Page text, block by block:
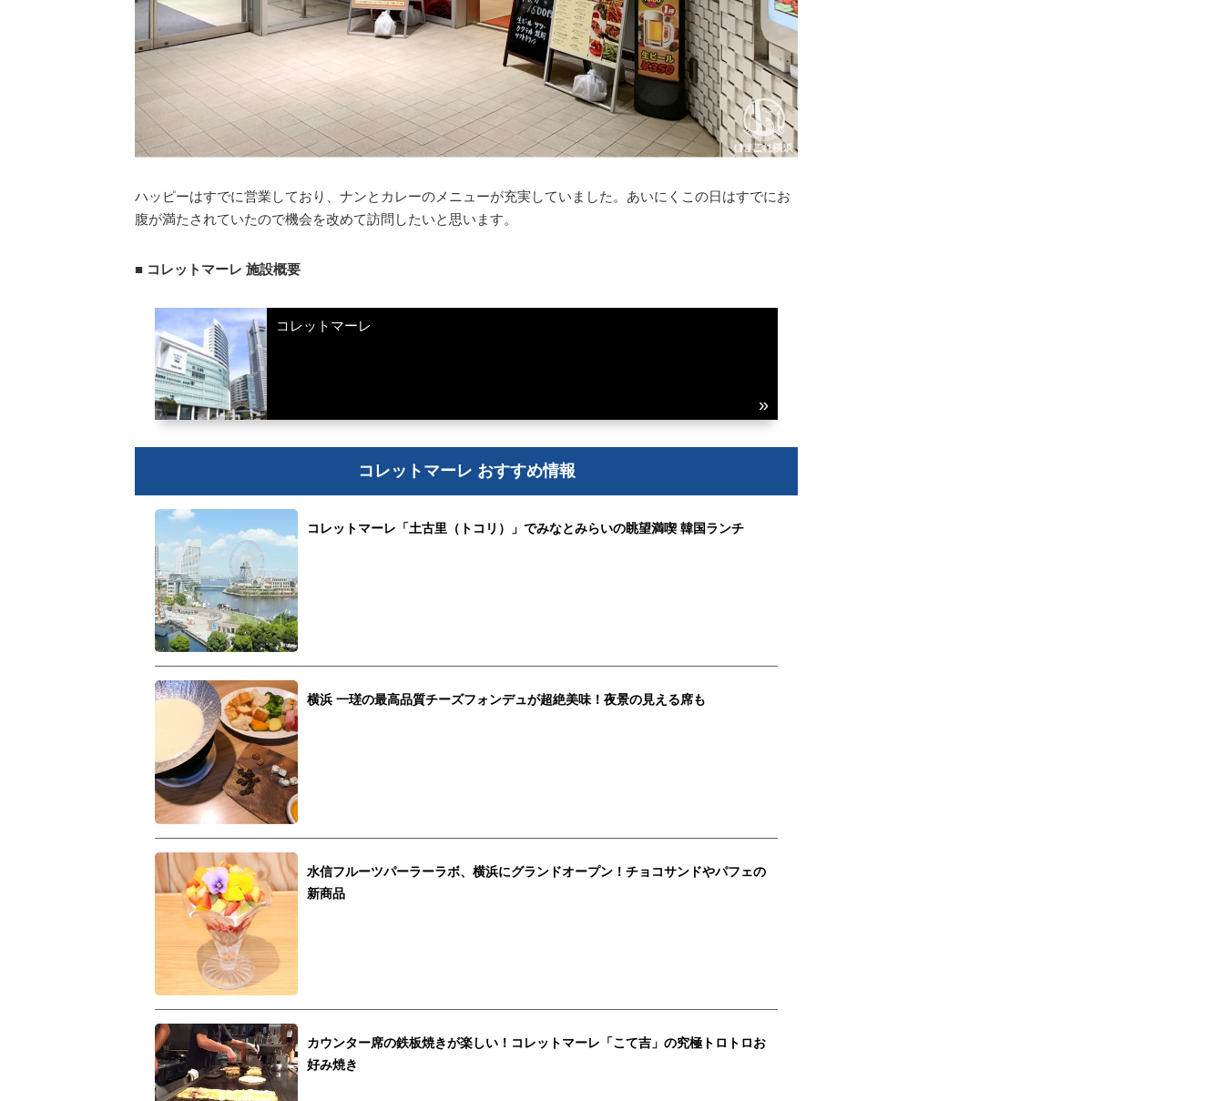
ハッピーはすでに営業しており、ナンとカレーのメニューが充実していました。あいにくこの日はすでにお
腹が満たされていたので機会を改めて訪問したいと思います。
■ コレットマーレ 施設概要
コレットマーレ
コレットマーレ おすすめ情報
コレットマーレ「土古里（トコリ）」でみなとみらいの眺望満喫 韓国ランチ
横浜 一瑳の最高品質チーズフォンデュが超絶美味！夜景の見える席も
水信フルーツパーラーラボ、横浜にグランドオープン！チョコサンドやパフェの
新商品
カウンター席の鉄板焼きが楽しい！コレットマーレ「こて吉」の究極トロトロお
好み焼き